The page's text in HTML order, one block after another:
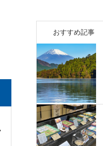
おすすめ記事